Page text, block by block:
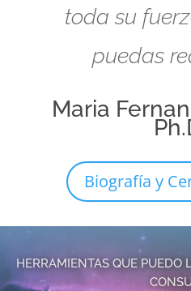
toda su
puedas
Maria
Biografía y
HERRAMIENTAS QUE